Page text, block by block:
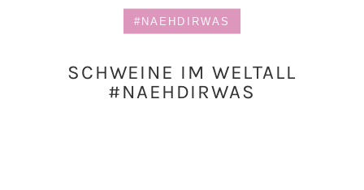
#NAEHDIRWAS
SCHWEINE IM WELTALL
#NAEHDIRWAS